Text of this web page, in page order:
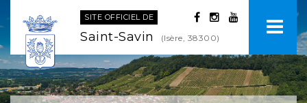
SITE OFFICIEL DE
Saint-Savin (Isère, 38300)